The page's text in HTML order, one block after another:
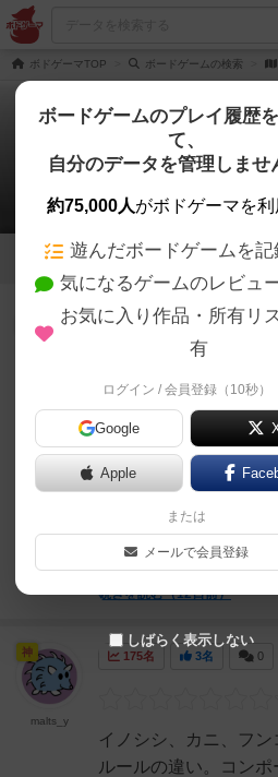
ボドゲーマTOP ボードゲームの検索
イノシシ、カニ、フ
8件のレビュ
5 8
314名
レーティングが非公
7/10ゴールデンボッ
2025で、ドリスマテ
ネートされたカード
古参なので、このイ
を彷彿とさせる。ル
いなレビューを見か
待していなかっ...
続きを読む（12日前）
175名 3名 0
イノシシ、カニ、フ
ルールの違い。コン
神
malts_y
ボードゲームのプレイ履歴
て、
自分のデータを管理しませ
約75,000人がボドゲーマを利
遊んだボードゲームを記
気になるゲームのレビュ
お気に入り作品・所有リ
有
ログイン / 会員登録（10秒）
Google
Apple
または
メールで会員登録
しばらく表示しない